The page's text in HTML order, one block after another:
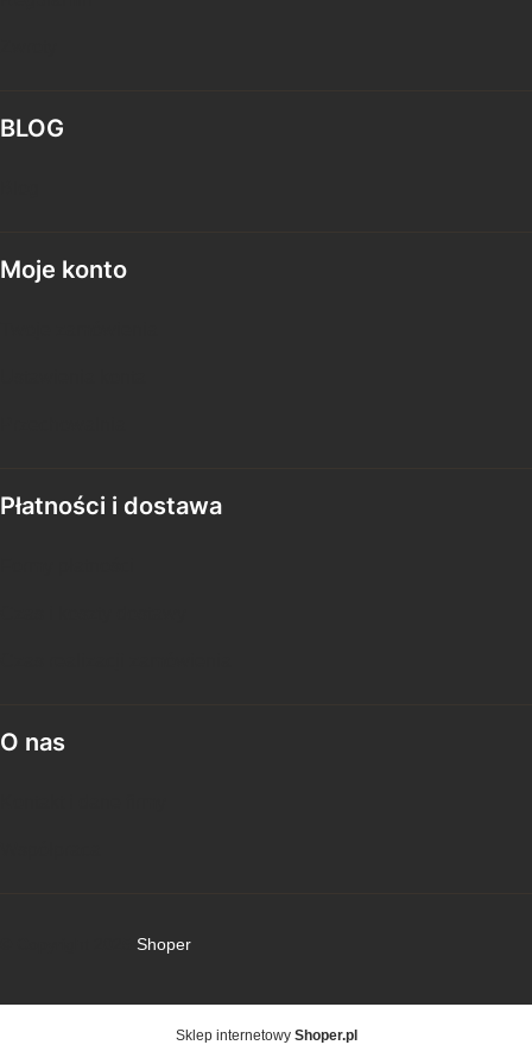
BLOG
Moje konto
Płatności i dostawa
O nas
Shoper
Sklep internetowy Shoper.pl